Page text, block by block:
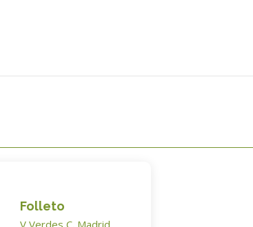
Folleto
V Verdes C. Madrid